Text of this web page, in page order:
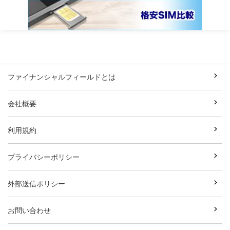
ファイナンシャルフィールドとは
会社概要
利用規約
プライバシーポリシー
外部送信ポリシー
お問い合わせ